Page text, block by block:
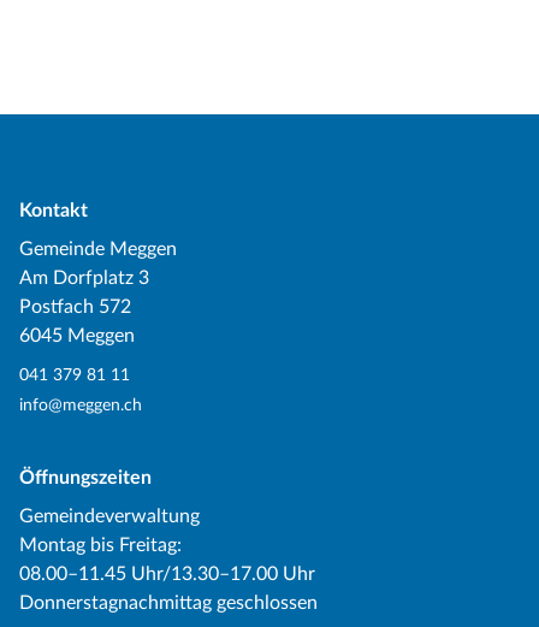
Kontakt
Gemeinde Meggen
Am Dorfplatz 3
Postfach 572
6045 Meggen
041 379 81 11
info@meggen.ch
Öffnungszeiten
Gemeindeverwaltung
Montag bis Freitag:
08.00–11.45 Uhr/13.30–17.00 Uhr
Donnerstagnachmittag geschlossen